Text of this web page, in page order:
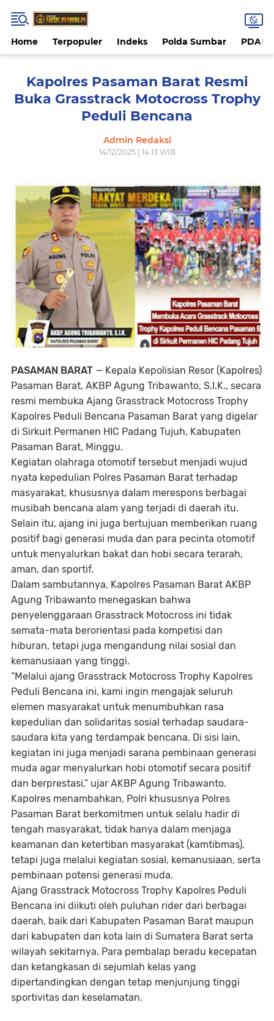
Home Terpopuler Indeks Polda Sumbar PDAM
Kapolres Pasaman Barat Resmi
Buka Grasstrack Motocross Trophy
Peduli Bencana
Admin Redaksi
14/12/2025 | 14:13 WIB
PASAMAN BARAT — Kepala Kepolisian Resor (Kapolres)
Pasaman Barat, AKBP Agung Tribawanto, S.I.K., secara
resmi membuka Ajang Grasstrack Motocross Trophy
Kapolres Peduli Bencana Pasaman Barat yang digelar
di Sirkuit Permanen HIC Padang Tujuh, Kabupaten
Pasaman Barat, Minggu.
Kegiatan olahraga otomotif tersebut menjadi wujud
nyata kepedulian Polres Pasaman Barat terhadap
masyarakat, khususnya dalam merespons berbagai
musibah bencana alam yang terjadi di daerah itu.
Selain itu, ajang ini juga bertujuan memberikan ruang
positif bagi generasi muda dan para pecinta otomotif
untuk menyalurkan bakat dan hobi secara terarah,
aman, dan sportif.
Dalam sambutannya, Kapolres Pasaman Barat AKBP
Agung Tribawanto menegaskan bahwa
penyelenggaraan Grasstrack Motocross ini tidak
semata-mata berorientasi pada kompetisi dan
hiburan, tetapi juga mengandung nilai sosial dan
kemanusiaan yang tinggi.
“Melalui ajang Grasstrack Motocross Trophy Kapolres
Peduli Bencana ini, kami ingin mengajak seluruh
elemen masyarakat untuk menumbuhkan rasa
kepedulian dan solidaritas sosial terhadap saudara-
saudara kita yang terdampak bencana. Di sisi lain,
kegiatan ini juga menjadi sarana pembinaan generasi
muda agar menyalurkan hobi otomotif secara positif
dan berprestasi,” ujar AKBP Agung Tribawanto.
Kapolres menambahkan, Polri khususnya Polres
Pasaman Barat berkomitmen untuk selalu hadir di
tengah masyarakat, tidak hanya dalam menjaga
keamanan dan ketertiban masyarakat (kamtibmas),
tetapi juga melalui kegiatan sosial, kemanusiaan, serta
pembinaan potensi generasi muda.
Ajang Grasstrack Motocross Trophy Kapolres Peduli
Bencana ini diikuti oleh puluhan rider dari berbagai
daerah, baik dari Kabupaten Pasaman Barat maupun
dari kabupaten dan kota lain di Sumatera Barat serta
wilayah sekitarnya. Para pembalap beradu kecepatan
dan ketangkasan di sejumlah kelas yang
dipertandingkan dengan tetap menjunjung tinggi
sportivitas dan keselamatan.